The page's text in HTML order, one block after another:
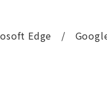
Edge / Google